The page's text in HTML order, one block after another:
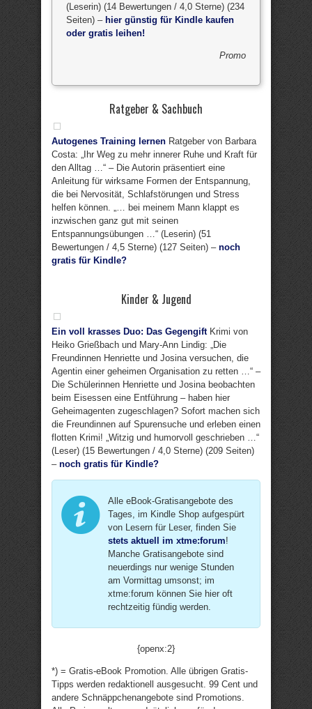
(Leserin) (14 Bewertungen / 4,0 Sterne) (234
Seiten) – hier günstig für Kindle kaufen
oder gratis leihen!
Promo
Ratgeber & Sachbuch
Autogenes Training lernen Ratgeber von Barbara
Costa: „Ihr Weg zu mehr innerer Ruhe und Kraft für
den Alltag …“ – Die Autorin präsentiert eine
Anleitung für wirksame Formen der Entspannung,
die bei Nervosität, Schlafstörungen und Stress
helfen können. „… bei meinem Mann klappt es
inzwischen ganz gut mit seinen
Entspannungsübungen …“ (Leserin) (51
Bewertungen / 4,5 Sterne) (127 Seiten) – noch
gratis für Kindle?
Kinder & Jugend
Ein voll krasses Duo: Das GegengiftKrimi von
Heiko Grießbach und Mary-Ann Lindig: „Die
Freundinnen Henriette und Josina versuchen, die
Agentin einer geheimen Organisation zu retten …“ –
Die Schülerinnen Henriette und Josina beobachten
beim Eisessen eine Entführung – haben hier
Geheimagenten zugeschlagen? Sofort machen sich
die Freundinnen auf Spurensuche und erleben einen
flotten Krimi! „Witzig und humorvoll geschrieben …“
(Leser) (15 Bewertungen / 4,0 Sterne) (209 Seiten)
– noch gratis für Kindle?
Alle eBook-Gratisangebote des
Tages, im Kindle Shop aufgespürt
von Lesern für Leser, finden Sie
stets aktuell im xtme:forum!
Manche Gratisangebote sind
neuerdings nur wenige Stunden
am Vormittag umsonst; im
xtme:forum können Sie hier oft
rechtzeitig fündig werden.
{openx:2}
*) = Gratis-eBook Promotion. Alle übrigen Gratis-
Tipps werden redaktionell ausgesucht. 99 Cent und
andere Schnäppchenangebote sind Promotions.